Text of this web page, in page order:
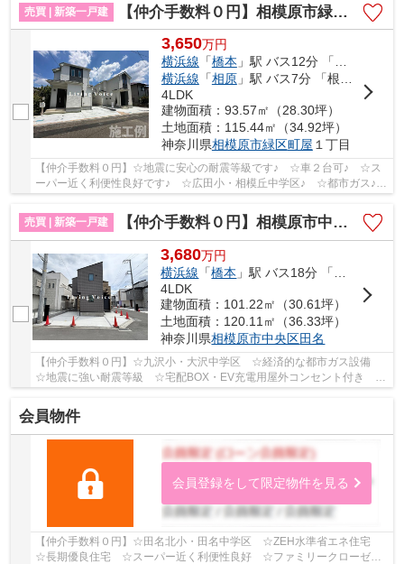
売買 | 新築一戸建
【仲介手数料０円】相模原市緑区町屋1丁目 新築一戸建て 全3棟
3,650万円
横浜線 「橋本 」駅 バス12分 「砂」 停歩1分
横浜線 「相原」駅 バス7分 「根岸〔町田市相原町〕」 停歩9分
4LDK
建物面積：93.57㎡（28.30坪）
土地面積：115.44㎡（34.92坪）
神奈川県相模原市緑区町屋 １丁目
【仲介手数料０円】☆地震に安心の耐震等級です♪ ☆車２台可♪ ☆ス
ーパー近く利便性良好です♪ ☆広田小・相模丘中学区♪ ☆都市ガス♪
売買 | 新築一戸建
【仲介手数料０円】相模原市中央区田名Ⅲ・Ⅳ期 新築一戸建て 2号棟 全10棟
3,680万円
横浜線 「橋本 」駅 バス18分 「下九沢」 停歩7分
4LDK
建物面積：101.22㎡（30.61坪）
土地面積：120.11㎡（36.33坪）
神奈川県相模原市中央区田名
【仲介手数料０円】☆九沢小・大沢中学区 ☆経済的な都市ガス設備
☆地震に強い耐震等級 ☆宅配BOX・EV充電用屋外コンセント付き ☆
会員物件
会員登録をして限定物件を見る
【仲介手数料０円】☆田名北小・田名中学区 ☆ZEH水準省エネ住宅
☆長期優良住宅 ☆スーパー近く利便性良好 ☆ファミリークローゼッ